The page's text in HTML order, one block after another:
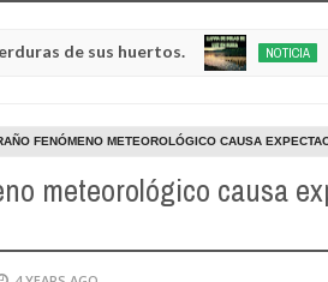
sus huertos. NOTICIA Lluvia
FENÓMENO METEOROLÓGICO CAUSA
meteorológico causa